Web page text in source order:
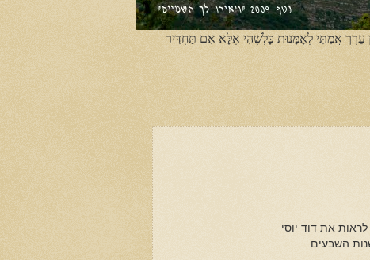
עֵרֶך אֲמִתִּי לְאָמָּנוּת כָּלְשֶׁהִי אֶלָּא אִם תַּחְדִּיר
את דוד יוסי
השבעים